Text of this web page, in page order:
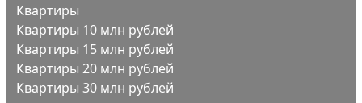
Квартиры
Квартиры 10 млн рублей
Квартиры 15 млн рублей
Квартиры 20 млн рублей
Квартиры 30 млн рублей